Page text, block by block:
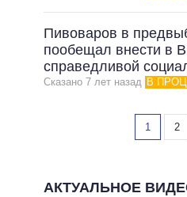
Пивоваров в
пообещал внести в
справедливой
Сказано 7 лет назад В
1 2
АКТУАЛЬНОЕ